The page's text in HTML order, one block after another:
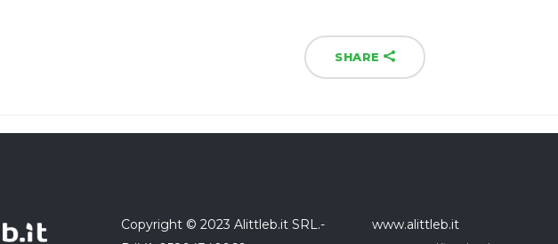
SHARE
Copyright © 2023 Alittleb.it SRL.-
www.alittleb.it